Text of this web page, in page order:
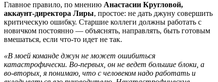
Главное правило, по мнению Анастасии Кругловой,
аккаунт-директора Лиры, простое: не дать джуну совершить
критическую ошибку. Старшие коллеги должны работать с
новичком постоянно — объяснять, направлять, быть готовым
вмешаться, если что-то идет не так.
«В моей команде джун не может ошибиться
катастрофически. Во-первых, он не ведет большие блоки, а
во-вторых, я понимаю, что с человеком надо работать и